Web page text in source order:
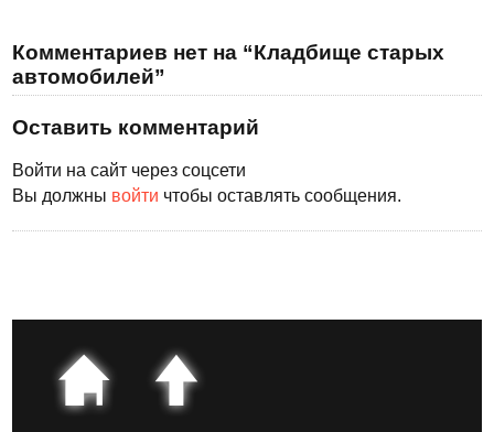
Комментариев нет на “Кладбище старых
автомобилей”
Оставить комментарий
Войти на сайт через соцсети
Вы должны войти чтобы оставлять сообщения.